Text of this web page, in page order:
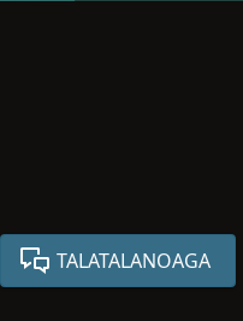
TALATALANOAGA